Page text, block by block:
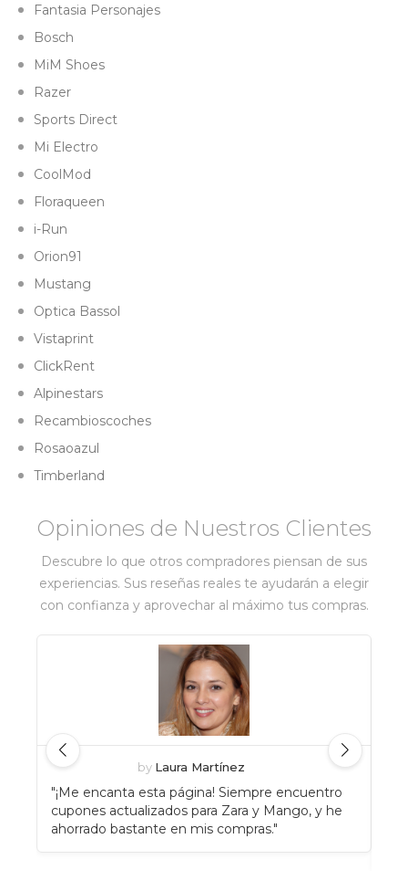
Fantasia Personajes
Bosch
MiM Shoes
Razer
Sports Direct
Mi Electro
CoolMod
Floraqueen
i-Run
Orion91
Mustang
Optica Bassol
Vistaprint
ClickRent
Alpinestars
Recambioscoches
Rosaoazul
Timberland
Opiniones de Nuestros Clientes
Descubre lo que otros compradores piensan de sus
experiencias. Sus reseñas reales te ayudarán a elegir
con confianza y aprovechar al máximo tus compras.
by Laura Martínez
"¡Me encanta esta página! Siempre encuentro
cupones actualizados para Zara y Mango, y he
ahorrado bastante en mis compras."